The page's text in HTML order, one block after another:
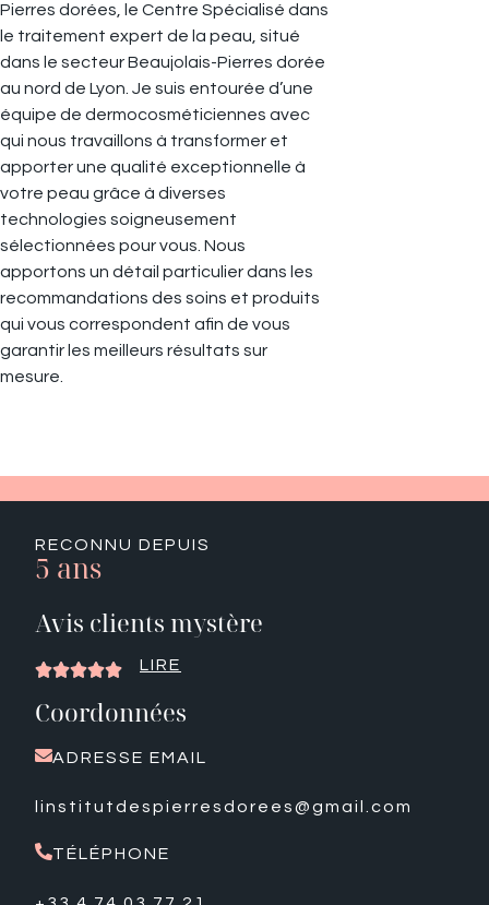
Pierres dorées, le Centre Spécialisé dans
le traitement expert de la peau, situé
dans le secteur Beaujolais-Pierres dorée
au nord de Lyon. Je suis entourée d’une
équipe de dermocosméticiennes avec
qui nous travaillons à transformer et
apporter une qualité exceptionnelle à
votre peau grâce à diverses
technologies soigneusement
sélectionnées pour vous.​ Nous
apportons un détail particulier dans les
recommandations des soins et produits
qui vous correspondent afin de vous
garantir les meilleurs résultats sur
mesure.
RECONNU DEPUIS
5 ans
Avis clients mystère
 LIRE
Coordonnées
ADRESSE EMAIL
linstitutdespierresdorees@gmail.com
TÉLÉPHONE